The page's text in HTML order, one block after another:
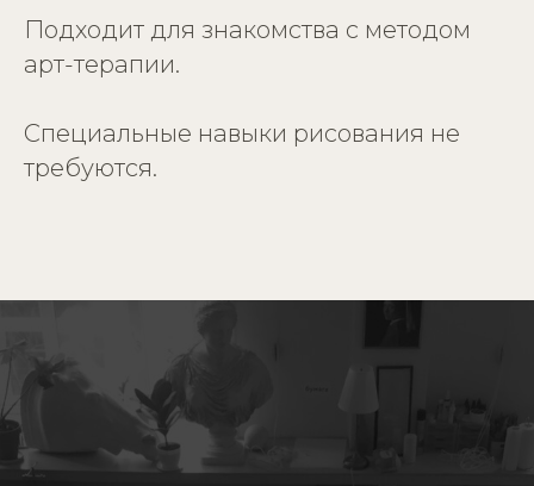
Подходит для знакомства с методом
арт-терапии.
Специальные навыки рисования не
требуются.